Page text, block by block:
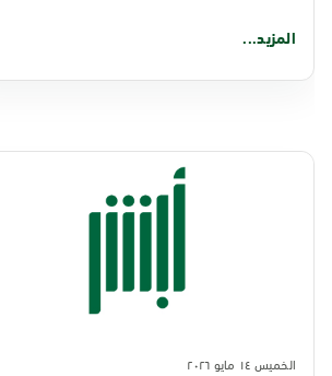
المزيد...
الخميس ١٤ مايو ٢٠٢٦